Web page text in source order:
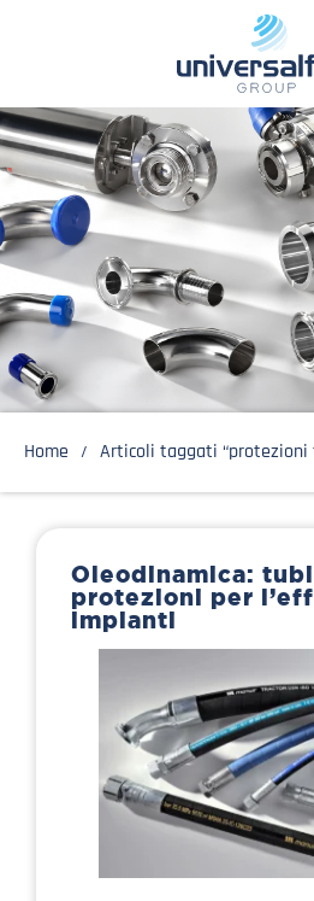
Home Articoli taggati “protezioni
Oleodinamica:
protezioni per
impianti